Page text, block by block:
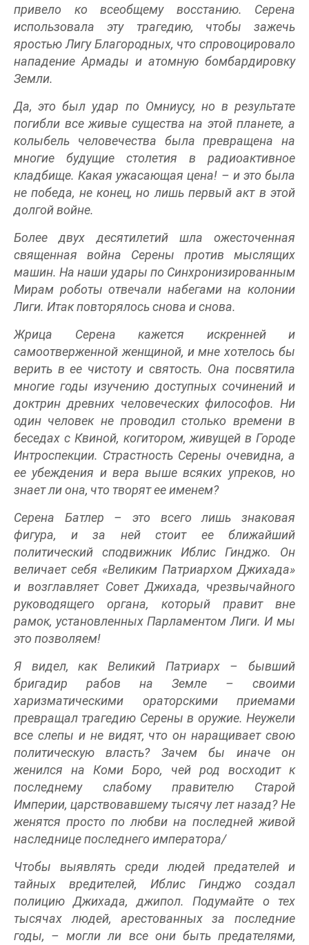
привело ко всеобщему восстанию. Серена
использовала эту трагедию, чтобы зажечь
яростью Лигу Благородных, что спровоцировало
нападение Армады и атомную бомбардировку
Земли.
Да, это был удар по Омниусу, но в результате
погибли все живые существа на этой планете, а
колыбель человечества была превращена на
многие будущие столетия в радиоактивное
кладбище. Какая ужасающая цена! – и это была
не победа, не конец, но лишь первый акт в этой
долгой войне.
Более двух десятилетий шла ожесточенная
священная война Серены против мыслящих
машин. На наши удары по Синхронизированным
Мирам роботы отвечали набегами на колонии
Лиги. Итак повторялось снова и снова.
Жрица Серена кажется искренней и
самоотверженной женщиной, и мне хотелось бы
верить в ее чистоту и святость. Она посвятила
многие годы изучению доступных сочинений и
доктрин древних человеческих философов. Ни
один человек не проводил столько времени в
беседах с Квиной, когитором, живущей в Городе
Интроспекции. Страстность Серены очевидна, а
ее убеждения и вера выше всяких упреков, но
знает ли она, что творят ее именем?
Серена Батлер – это всего лишь знаковая
фигура, и за ней стоит ее ближайший
политический сподвижник Иблис Гинджо. Он
величает себя «Великим Патриархом Джихада»
и возглавляет Совет Джихада, чрезвычайного
руководящего органа, который правит вне
рамок, установленных Парламентом Лиги. И мы
это позволяем!
Я видел, как Великий Патриарх – бывший
бригадир рабов на Земле – своими
харизматическими ораторскими приемами
превращал трагедию Серены в оружие. Неужели
все слепы и не видят, что он наращивает свою
политическую власть? Зачем бы иначе он
женился на Коми Боро, чей род восходит к
последнему слабому правителю Старой
Империи, царствовавшему тысячу лет назад? Не
женятся просто по любви на последней живой
наследнице последнего императора/
Чтобы выявлять среди людей предателей и
тайных вредителей, Иблис Гинджо создал
полицию Джихада, джипол. Подумайте о тех
тысячах людей, арестованных за последние
годы, – могли ли все они быть предателями,